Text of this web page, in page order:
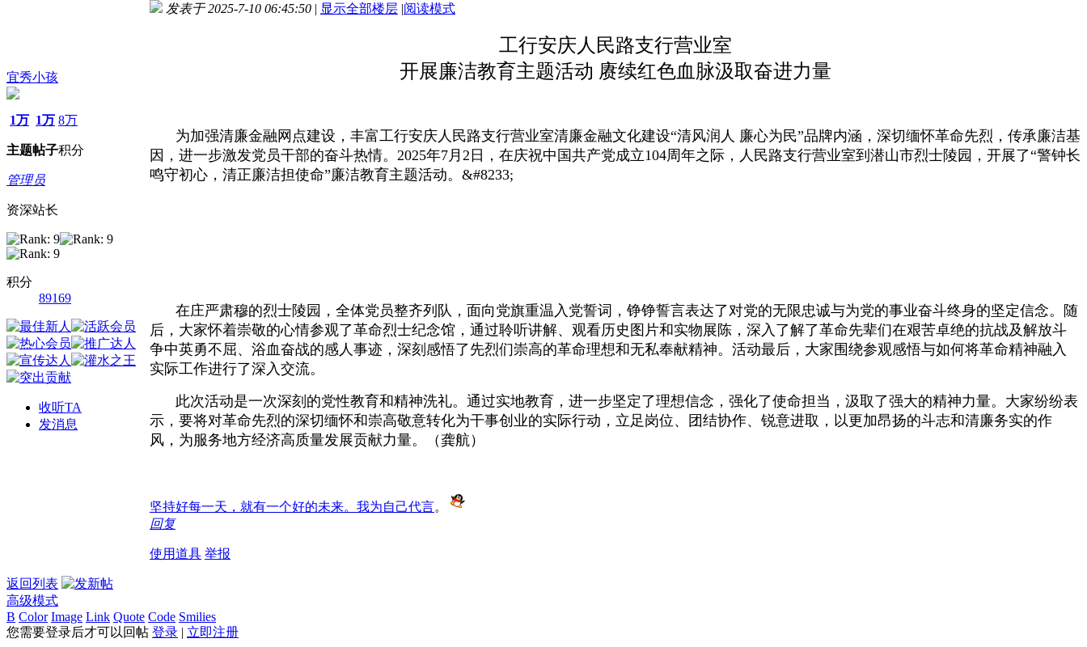
宜秀小孩
1万
主题
1万
帖子
8万
积分
管理员
资深站长
积分
89169
收听TA
发消息
发表于 2025-7-10 06:45:50 | 显示全部楼层 |阅读模式
工行安庆人民路支行营业室
开展廉洁教育主题活动 赓续红色血脉汲取奋进力量
为加强清廉金融网点建设，丰富工行安庆人民路支行营业室清廉金融文化建设“清风润人 廉心为民”品牌内涵，深切缅怀革命先烈，传承廉洁基
因，进一步激发党员干部的奋斗热情。2025年7月2日，在庆祝中国共产党成立104周年之际，人民路支行营业室到潜山市烈士陵园，开展了“警钟长
鸣守初心，清正廉洁担使命”廉洁教育主题活动。&#8233;
在庄严肃穆的烈士陵园，全体党员整齐列队，面向党旗重温入党誓词，铮铮誓言表达了对党的无限忠诚与为党的事业奋斗终身的坚定信念。随
后，大家怀着崇敬的心情参观了革命烈士纪念馆，通过聆听讲解、观看历史图片和实物展陈，深入了解了革命先辈们在艰苦卓绝的抗战及解放斗
争中英勇不屈、浴血奋战的感人事迹，深刻感悟了先烈们崇高的革命理想和无私奉献精神。活动最后，大家围绕参观感悟与如何将革命精神融入
实际工作进行了深入交流。
此次活动是一次深刻的党性教育和精神洗礼。通过实地教育，进一步坚定了理想信念，强化了使命担当，汲取了强大的精神力量。大家纷纷表
示，要将对革命先烈的深切缅怀和崇高敬意转化为干事创业的实际行动，立足岗位、团结协作、锐意进取，以更加昂扬的斗志和清廉务实的作
风，为服务地方经济高质量发展贡献力量。（龚航）
坚持好每一天，就有一个好的未来。我为自己代言。
回复
使用道具 举报
返回列表
高级模式
B Color Image Link Quote Code Smilies
您需要登录后才可以回帖 登录 | 立即注册